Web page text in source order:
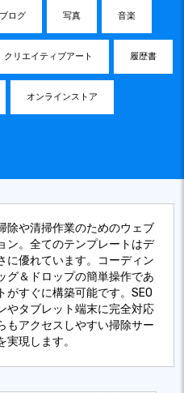
ブログ 写真 音楽
クリエイティブアート 履歴書
オンラインストア
除や清掃作業のためのウェブ
ン。全てのテンプレートはデ
に優れています。コーディン
グ＆ドロップの簡単操作であ
がすぐに構築可能です。SEO
やタブレット端末に完全対応
もアクセスしやすい掃除サー
現します。